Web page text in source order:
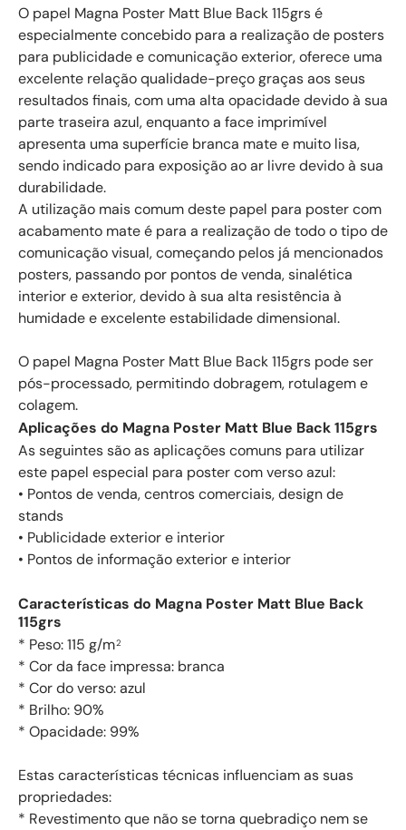
O papel Magna Poster Matt Blue Back 115grs é
especialmente concebido para a realização de posters
para publicidade e comunicação exterior, oferece uma
excelente relação qualidade-preço graças aos seus
resultados finais, com uma alta opacidade devido à sua
parte traseira azul, enquanto a face imprimível
apresenta uma superfície branca mate e muito lisa,
sendo indicado para exposição ao ar livre devido à sua
durabilidade.
A utilização mais comum deste papel para poster com
acabamento mate é para a realização de todo o tipo de
comunicação visual, começando pelos já mencionados
posters, passando por pontos de venda, sinalética
interior e exterior, devido à sua alta resistência à
humidade e excelente estabilidade dimensional.
O papel Magna Poster Matt Blue Back 115grs pode ser
pós-processado, permitindo dobragem, rotulagem e
colagem.
Aplicações do Magna Poster Matt Blue Back 115grs
As seguintes são as aplicações comuns para utilizar
este papel especial para poster com verso azul:
• Pontos de venda, centros comerciais, design de
stands
• Publicidade exterior e interior
• Pontos de informação exterior e interior
Características do Magna Poster Matt Blue Back
115grs
* Peso: 115 g/m2
* Cor da face impressa: branca
* Cor do verso: azul
* Brilho: 90%
* Opacidade: 99%
Estas características técnicas influenciam as suas
propriedades:
* Revestimento que não se torna quebradiço nem se